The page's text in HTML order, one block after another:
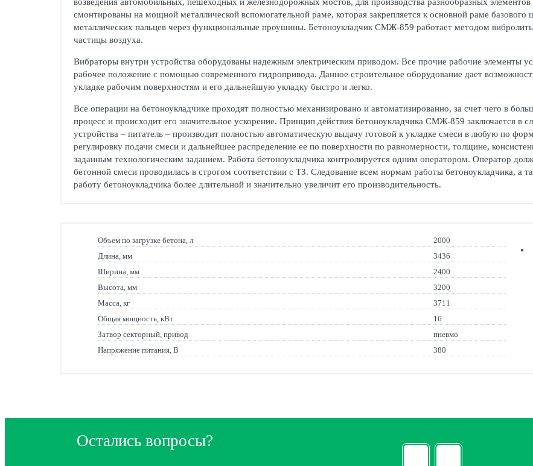
смонтированы на мощной металлической вспомогательной раме, которая закрепляется к основной раме
металлических пальцев через функциональные проушины. Бетоноукладчик СМЖ-859 работает методом
частицы воздуха.
Вибраторы внутри устройства оборудованы надежным электрическим приводом. Все прочие рабочие элементы
рабочее положение с помощью современного гидропривода. Данное строительное оборудование дает
укладке рабочим поверхностям и его дальнейшую укладку быстро и легко.
Все операции на бетоноукладчике проходят полностью механизировано и автоматизированно, за счет чего в
процесс и происходит его значительное ускорение. Принцип действия бетоноукладчика СМЖ-859 заключается в
устройства – питатель – производит полностью автоматическую выдачу готовой к укладке смеси в любую по
регулировку подачи смеси и дальнейшее распределение ее по поверхности по равномерности, толщине,
заданным технологическим заданием. Работа бетоноукладчика контролируется одним оператором. Оператор
бетонной смеси проводилась в строгом соответствии с ТЗ. Следование всем нормам работы бетоноукладчика, а
работу бетоноукладчика более длительной и значительно увеличит его производительность.
Объем по загрузке бетона, л
2000
Длина, мм
3436
Ширина, мм
2400
Высота, мм
3200
Масса, кг
3711
Общая мощность, кВт
16
Затвор секторный, привод
пневмо
Напряжение питания, В
380
Остались вопросы?